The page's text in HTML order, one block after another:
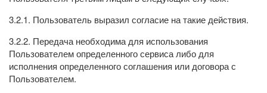
3.2.1. Пользователь выразил согласие на такие действия.
3.2.2. Передача необходима для использования
Пользователем определенного сервиса либо для
исполнения определенного соглашения или договора с
Пользователем.